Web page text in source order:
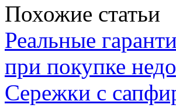
Похожие статьи
Реальные
при покупке
Сережки с